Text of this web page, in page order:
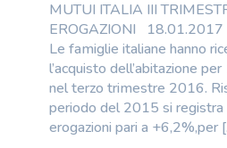
MUTUI ITALIA III
EROGAZIONI 18.01.2017
Le famiglie italiane hanno
l’acquisto dell’abitazione
nel terzo trimestre 2016.
periodo del 2015 si registra
erogazioni pari a +6,2%,per